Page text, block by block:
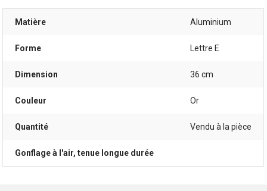
Matière Aluminium
Forme Lettre E
Dimension 36 cm
Couleur Or
Quantité Vendu à la pièce
Gonflage à l'air, tenue longue durée